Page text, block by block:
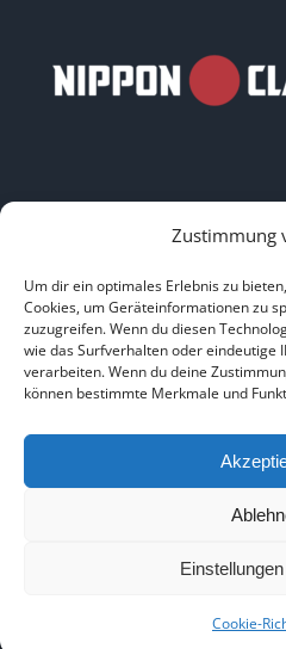
Zustimmung
Um dir ein optimales Erlebnis zu
Cookies, um Geräteinformationen zu
zuzugreifen. Wenn du diesen
wie das Surfverhalten oder eindeutige
verarbeiten. Wenn du deine
können bestimmte Merkmale und
Cookie-
HOME|ÜBER UNS|
BILDNACHWEISE
Copyright